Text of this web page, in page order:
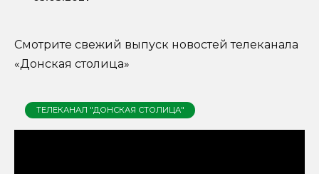
Смотрите свежий выпуск новостей телеканала
«Донская столица»
ТЕЛЕКАНАЛ "ДОНСКАЯ СТОЛИЦА"